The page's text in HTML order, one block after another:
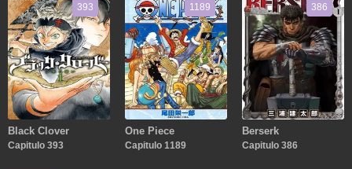
393
Black Clover
Capitulo 393
1189
One Piece
Capitulo 1189
386
Berserk
Capitulo 386